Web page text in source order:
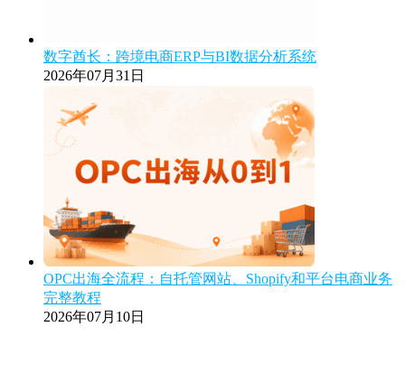
数字酋长：跨境电商ERP与BI数据分析系统
2026年07月31日
OPC出海全流程：自托管网站、Shopify和平台电商业务
完整教程
2026年07月10日